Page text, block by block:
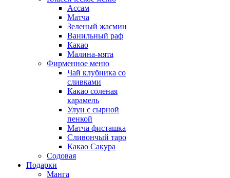
Ассам
Матча
Зеленый жасмин
Ванильный раф
Какао
Малина-мята
Фирменное меню
Чай клубника со
сливками
Какао соленая
карамель
Улун с сырной
пенкой
Матча фисташка
Сливончый таро
Какао Сакура
Содовая
Подарки
Манга